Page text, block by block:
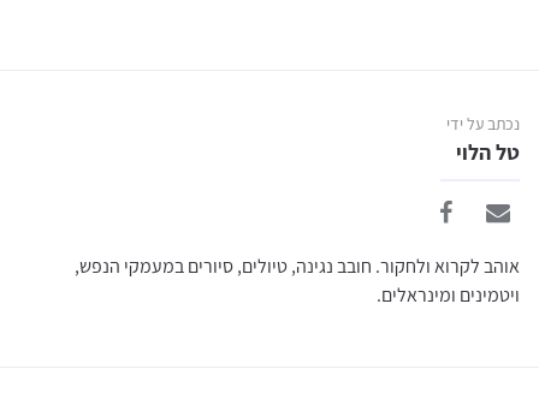
נכתב על ידי
טל הלוי
אוהב לקרוא ולחקור. חובב נגינה, טיולים, סיורים במעמקי הנפש,
ויטמינים ומינראלים.